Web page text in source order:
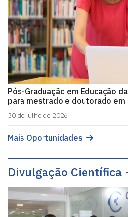
Pós-Graduação em Educação
para mestrado e doutorado em
30 de julho de 2026
Mais Oportunidades
Divulgação Científica